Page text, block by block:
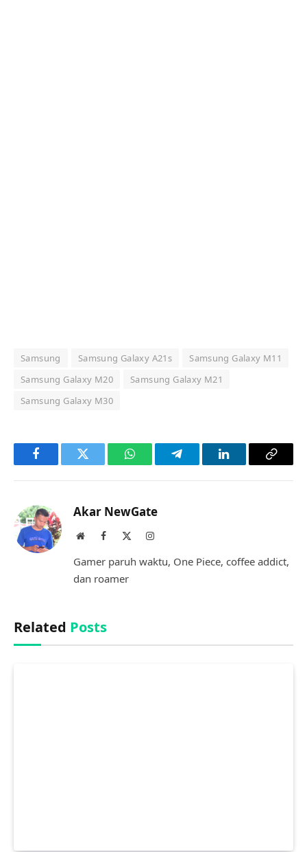
Samsung Samsung Galaxy A21s
Samsung Galaxy M11
Samsung Galaxy M20
Samsung Galaxy M21
Samsung Galaxy M30
FacebookTwitter WhatsAppTelegramLinkedInCopy
Akar NewGate
WebsiteFacebook Instagram
Gamer paruh waktu, One Piece, coffee addict,
dan roamer
Related Posts